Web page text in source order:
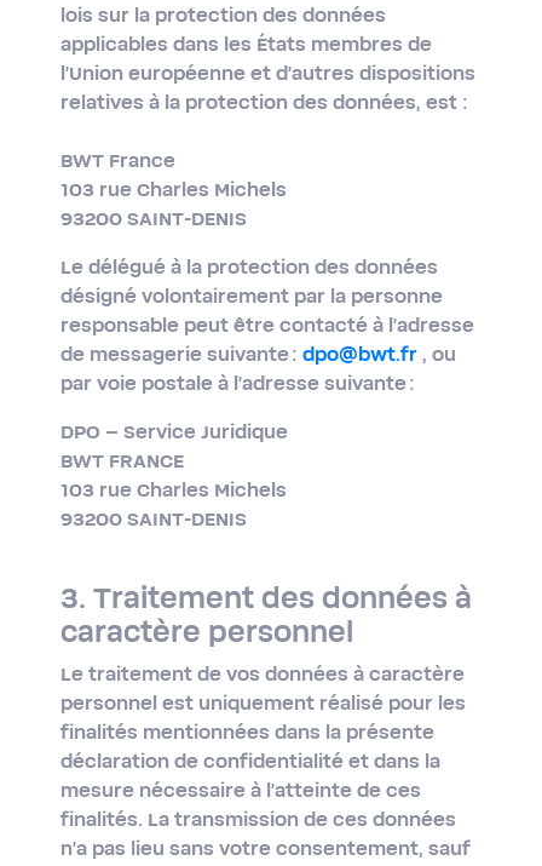
lois sur la protection des données
applicables dans les États membres de
l’Union européenne et d'autres dispositions
relatives à la protection des données, est :
BWT France
103 rue Charles Michels
93200 SAINT-DENIS
Le délégué à la protection des données
désigné volontairement par la personne
responsable peut être contacté à l’adresse
de messagerie suivante : dpo@bwt.fr , ou
par voie postale à l’adresse suivante :
DPO – Service Juridique
BWT FRANCE
103 rue Charles Michels
93200 SAINT-DENIS
3. Traitement des données à
caractère personnel
Le traitement de vos données à caractère
personnel est uniquement réalisé pour les
finalités mentionnées dans la présente
déclaration de confidentialité et dans la
mesure nécessaire à l'atteinte de ces
finalités. La transmission de ces données
n'a pas lieu sans votre consentement, sauf